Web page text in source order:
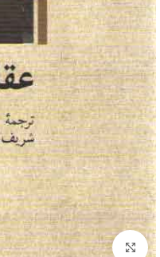
برای بزرگنمایی کلیک کنید